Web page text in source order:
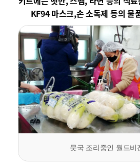
KF94 마스크,손 소독제 등의 물
뭇국 조리중인 월드비